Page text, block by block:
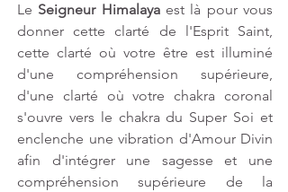
Le Seigneur Himalaya est là pour vous
donner cette clarté de l'Esprit Saint,
cette clarté où votre être est illuminé
d'une compréhension supérieure,
d'une clarté où votre chakra coronal
s'ouvre vers le chakra du Super Soi et
enclenche une vibration d'Amour Divin
afin d'intégrer une sagesse et une
compréhension supérieure de la